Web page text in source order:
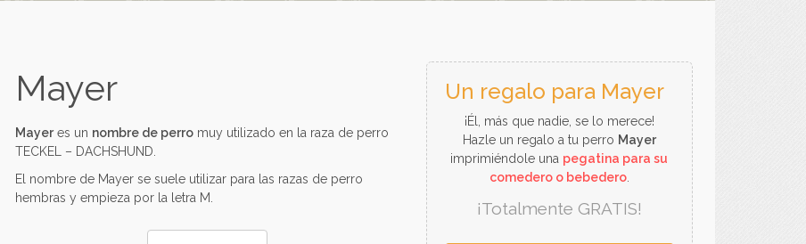
Mayer
Mayeres un nombre de perro muy utilizado en la raza de perro
TECKEL – DACHSHUND.
El nombre de Mayer se suele utilizar para las razas de perro
hembras y empieza por la letra M.
Un regalo para Mayer
¡Él, más que nadie, se lo merece!
Hazle un regalo a tu perro Mayer
imprimiéndole una pegatina para su
comedero o bebedero.
¡Totalmente GRATIS!